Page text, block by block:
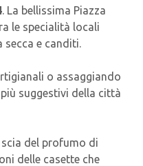
. La bellissima Piazza
le specialità locali
secca e canditi.
o assaggiando
suggestivi della città
scia del profumo di
delle casette che